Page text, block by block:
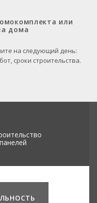
или
дома
на следующий день:
сроки строительства.